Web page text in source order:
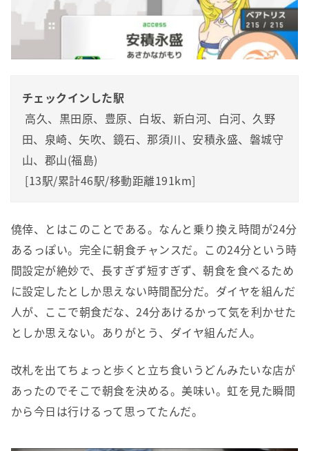
チェックインした駅
田、泉崎、矢吹、鏡石、那須川、安積永盛、磐城守
山、郡山(福島)
[13駅/累計46駅/移動距離191km]
僥倖、とはこのことである。なんと乗り換え時間が24分
あるっぽい。完全に朝食チャンスだ。この24分という時
間設定が絶妙で、長すぎず短すぎず、朝食を食べるため
に設定したとしか思えない時間配分だ。ダイヤを組んだ
人が、ここで朝食だな、24分あけるかって気を利かせた
としか思えない。ありがとう、ダイヤ組んだ人。
改札を出てちょっと歩くと立ち食いうどんみたいな店が
あったのでそこで朝食を決める。美味い。虹を見た瞬間
から今日は行けるって思ってたんだ。